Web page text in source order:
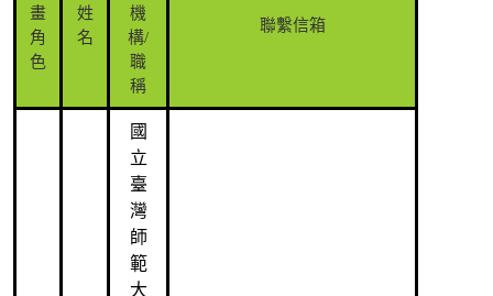
畫
角
色
姓
名
機
構/
職
稱
聯繫信箱
國
立
臺
灣
師
範
大